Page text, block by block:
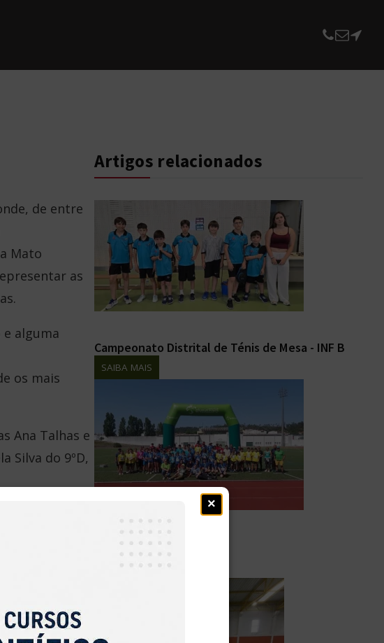
×
de entre
Mato
as
alguma
os mais
Ana Talhas e
Silva do 9ºD,
sagrou-se
no
Gabriela,
Artigos relacionados
Campeonato Distrital de Ténis de Mesa - INF B
SAIBA MAIS
SAIBA MAIS